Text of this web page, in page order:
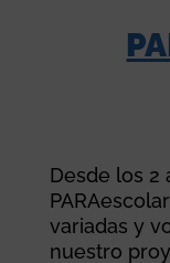
Desde los 2
variadas y
nuestro